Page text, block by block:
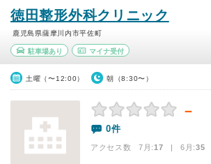
徳田整形外科クリニック
鹿児島県薩摩川内市平佐町
駐車場あり マイナ受付
土曜（〜12:00） 朝（8:30〜）
－
0件
アクセス数 7月:17 | 6月:35